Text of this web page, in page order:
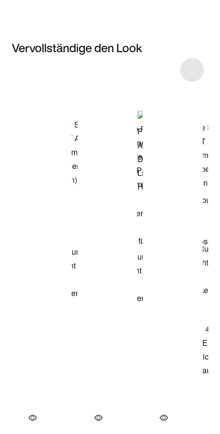
Vervollständige den Look